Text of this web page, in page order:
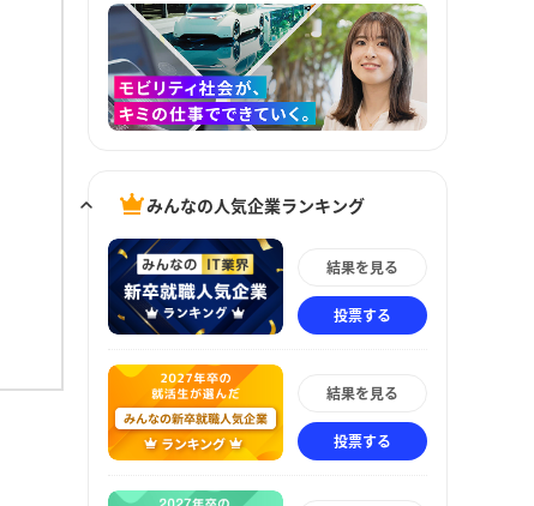
みんなの人気企業ランキング
結果を見る
投票する
結果を見る
投票する